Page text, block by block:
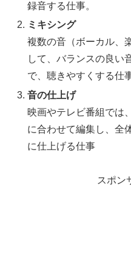
録音する仕事。
ミキシング
複数の音（ボーカル、
して、バランスの良い
で、聴きやすくする仕
音の仕上げ
映画やテレビ番組では
に合わせて編集し、全
に仕上げる仕事
スポン